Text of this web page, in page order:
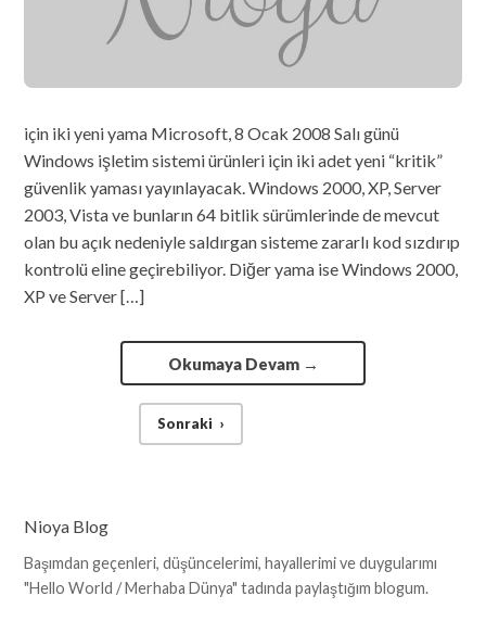
için iki yeni yama Microsoft, 8 Ocak 2008 Salı günü
Windows işletim sistemi ürünleri için iki adet yeni “kritik”
güvenlik yaması yayınlayacak. Windows 2000, XP, Server
2003, Vista ve bunların 64 bitlik sürümlerinde de mevcut
olan bu açık nedeniyle saldırgan sisteme zararlı kod sızdırıp
kontrolü eline geçirebiliyor. Diğer yama ise Windows 2000,
XP ve Server […]
Okumaya Devam →
Sonraki ›
Nioya Blog
Başımdan geçenleri, düşüncelerimi, hayallerimi ve duygularımı
"Hello World / Merhaba Dünya" tadında paylaştığım blogum.